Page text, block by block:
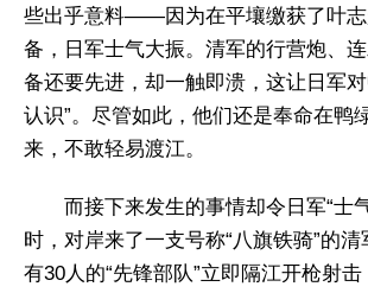
些出乎意料——因为在平壤缴获了叶志
备，日军士气大振。清军的行营炮、
备还要先进，却一触即溃，这让日军
认识”。尽管如此，他们还是奉命在鸭
来，不敢轻易渡江。
而接下来发生的事情却令日军“士
时，对岸来了一支号称“八旗铁骑”的清
有30人的“先锋部队”立即隔江开枪射